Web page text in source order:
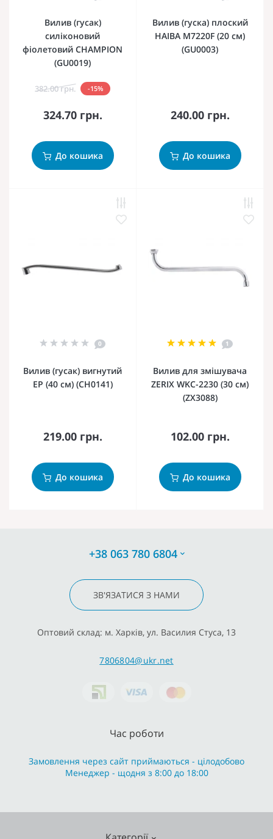
Вилив (гусак)
силіконовий
фіолетовий CHAMPION
(GU0019)
382.00 грн. -15%
324.70 грн.
До кошика
Вилив (гуска) плоский
HAIBA M7220F (20 см)
(GU0003)
240.00 грн.
До кошика
0
Вилив (гусак) вигнутий
EP (40 см) (CH0141)
219.00 грн.
До кошика
1
Вилив для змішувача
ZERIX WKC-2230 (30 см)
(ZX3088)
102.00 грн.
До кошика
+38 063 780 6804
ЗВ'ЯЗАТИСЯ З НАМИ
Оптовий склад: м. Харків, ул. Василия Стуса, 13
7806804@ukr.net
Час роботи
Замовлення через сайт приймаються - цілодобово
Менеджер - щодня з 8:00 до 18:00